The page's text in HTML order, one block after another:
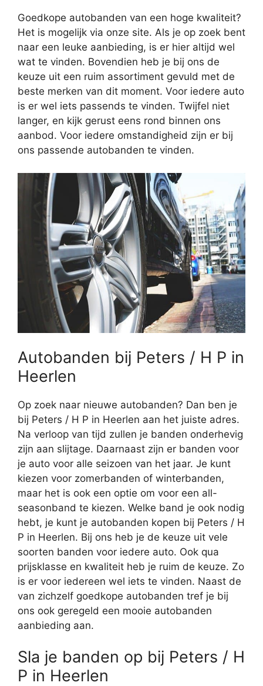
Goedkope autobanden van een hoge kwaliteit?
Het is mogelijk via onze site. Als je op zoek bent
naar een leuke aanbieding, is er hier altijd wel
wat te vinden. Bovendien heb je bij ons de
keuze uit een ruim assortiment gevuld met de
beste merken van dit moment. Voor iedere auto
is er wel iets passends te vinden. Twijfel niet
langer, en kijk gerust eens rond binnen ons
aanbod. Voor iedere omstandigheid zijn er bij
ons passende autobanden te vinden.
Autobanden bij Peters / H P in
Heerlen
Op zoek naar nieuwe autobanden? Dan ben je
bij Peters / H P in Heerlen aan het juiste adres.
Na verloop van tijd zullen je banden onderhevig
zijn aan slijtage. Daarnaast zijn er banden voor
je auto voor alle seizoen van het jaar. Je kunt
kiezen voor zomerbanden of winterbanden,
maar het is ook een optie om voor een all-
seasonband te kiezen. Welke band je ook nodig
hebt, je kunt je autobanden kopen bij Peters / H
P in Heerlen. Bij ons heb je de keuze uit vele
soorten banden voor iedere auto. Ook qua
prijsklasse en kwaliteit heb je ruim de keuze. Zo
is er voor iedereen wel iets te vinden. Naast de
van zichzelf goedkope autobanden tref je bij
ons ook geregeld een mooie autobanden
aanbieding aan.
Sla je banden op bij Peters / H
P in Heerlen